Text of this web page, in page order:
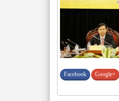
Facebook Google+